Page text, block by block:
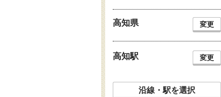
高知県 変更
高知駅 変更
沿線・駅を選択